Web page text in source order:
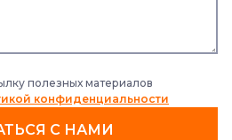
полезных материалов
конфиденциальности
С НАМИ